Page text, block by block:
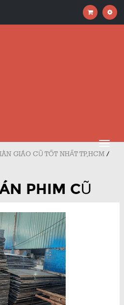
GIÁO CŨ TỐT NHẤT TP,HCM /
PHIM CŨ